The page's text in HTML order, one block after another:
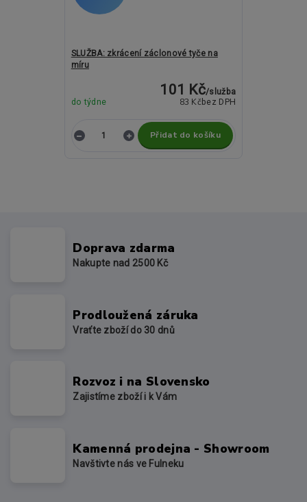
SLUŽBA: zkrácení záclonové tyče na
míru
101 Kč/služba
83 Kč bez DPH
do týdne
Přidat do košíku
Doprava zdarma
Nakupte nad 2500 Kč
Prodloužená záruka
Vraťte zboží do 30 dnů
Rozvoz i na Slovensko
Zajistíme zboží i k Vám
Kamenná prodejna - Showroom
Navštivte nás ve Fulneku